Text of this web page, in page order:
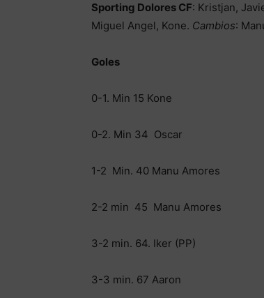
Sporting Dolores CF: Kristjan,
Miguel Angel, Kone. Cambios:
Goles
0-1. Min 15 Kone
0-2. Min 34 Oscar
1-2 Min. 40 Manu Amores
2-2 min 45 Manu Amores
3-2 min. 64. Iker (PP)
3-3 min. 67 Aaron